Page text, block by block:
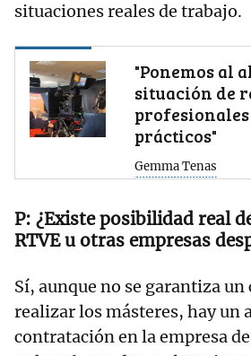
situaciones reales de trabajo.
"Ponemos al
situación de
prácticos"
Gemma Tenas
¿Existe posibilidad real
RTVE u otras empresas
Sí, aunque no se garantiza
realizar los másteres, hay un
contratación en la empresa